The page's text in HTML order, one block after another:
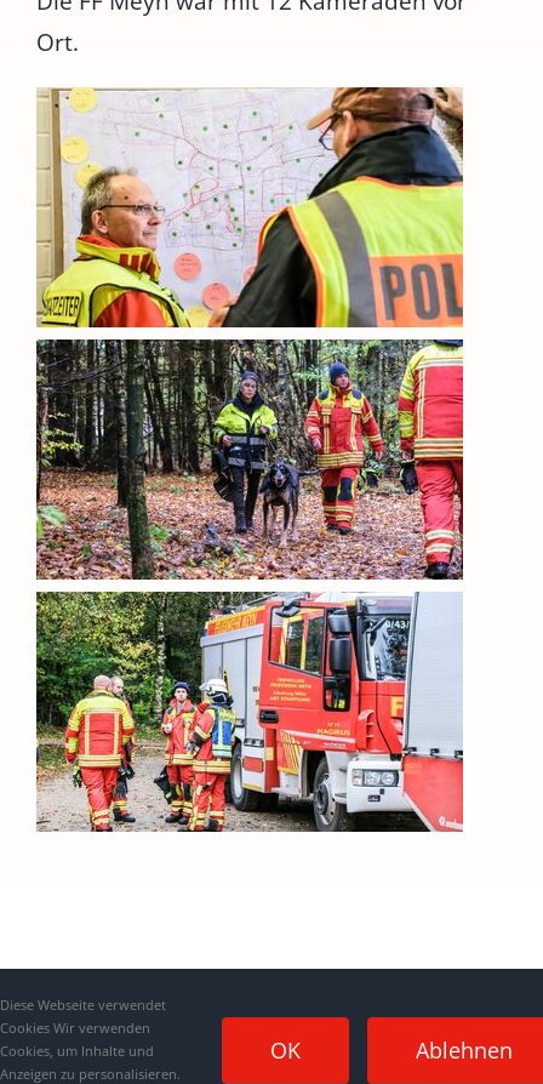
Ort.
Diese Webseite verwendet
Cookies Wir verwenden
Cookies, um Inhalte und
Anzeigen zu personalisieren.
OK Ablehnen